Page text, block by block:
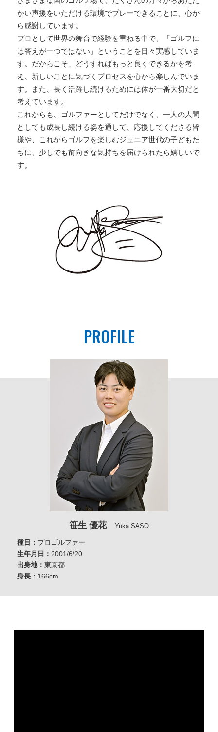
かい声援をいただける環境でプレーできることに、心か
ら感謝しています。
プロとして世界の舞台で経験を重ねる中で、「ゴルフに
は答えが一つではない」ということを日々実感していま
す。だからこそ、どうすればもっと良くできるかを考
え、新しいことに気づくプロセスを心から楽しんでいま
す。また、長く活躍し続けるためには体が一番大切だと
考えています。
これからも、ゴルファーとしてだけでなく、一人の人間
としても成長し続ける姿を通して、応援してくださる皆
様や、これからゴルフを楽しむジュニア世代の子どもた
ちに、少しでも前向きな気持ちを届けられたら嬉しいで
す。
PROFILE
笹生 優花 Yuka SASO
種目： プロゴルファー
生年月日： 2001/6/20
出身地： 東京都
身長： 166cm